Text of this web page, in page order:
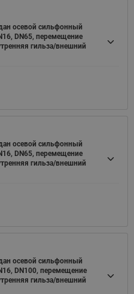
осевой сильфонный
DN65, перемещение
гильза/внешний
осевой сильфонный
DN65, перемещение
гильза/внешний
осевой сильфонный
DN100, перемещение
гильза/внешний